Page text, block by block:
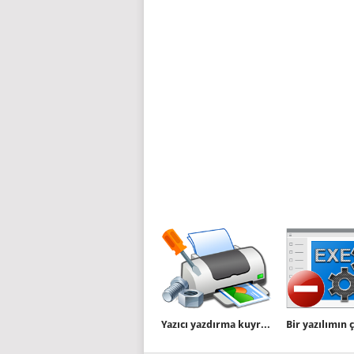
Yazıcı yazdırma kuyruğunda biriken işleri temizleyin